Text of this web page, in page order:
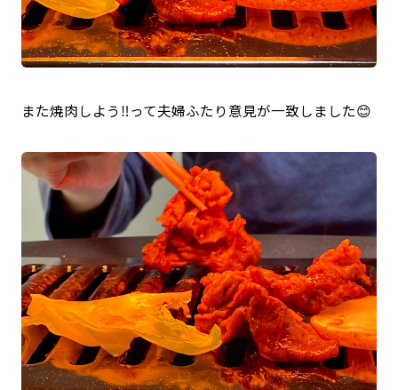
また焼肉しよう‼️って夫婦ふたり意見が一致しました😊